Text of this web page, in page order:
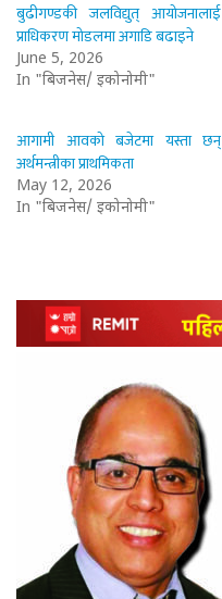
बुढीगण्डकी जलविद्युत् आयोजनालाई
प्राधिकरण मोडलमा अगाडि बढाइने
June 5, 2026
In "बिजनेस/ इकोनोमी"
आगामी आवको बजेटमा यस्ता छन्
अर्थमन्त्रीका प्राथमिकता
May 12, 2026
In "बिजनेस/ इकोनोमी"